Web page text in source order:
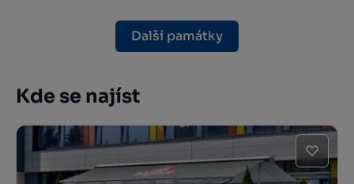
Další památky
Kde se najíst